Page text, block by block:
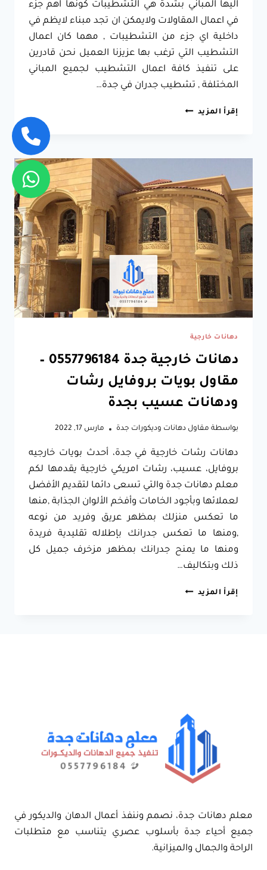
اليها المباني بشدة هي التشطيبات كونها اهم جزء
في اعمال المقاولات ولايمكن ان تجد مبناء لايظم في
داخلية اي جزء من التشطيبات , مهما كان اعمال
التشطيب التي ترغب بها عزيزنا العميل نحن قادرين
على تنفيذ كافة اعمال التشطيب لجميع المباني
المختلفة , تشطيب جدران في جدة…
إقرأ المزيد مقاول
0557796184
شقق
في
جدة
–
مقاول
ترميم
وتشطيب
في
جدة
دهانات خارجية
دهانات خارجية جدة 0557796184 –
مقاول بويات بروفايل رشات
ودهانات عسيب بجدة
بواسطة مقاول دهانات وديكورات جدة مارس 17, 2022
دهانات رشات خارجية في جدة، أحدث بويات خارجيه
بروفايل، عسيب، رشات امريكي خارجية يقدمها لكم
معلم دهانات جدة والتي تسعى دائما لتقديم الأفضل
لعملائها وبأجود الخامات وأفخم الألوان الجذابة ,منها
ما تعكس منزلك بمظهر عريق وفريد من نوعه
,ومنها ما تعكس جدرانك بإطلاله تقليدية فريدة
ومنها ما يمنح جدرانك بمظهر مزخرف جميل كل
ذلك وبتكاليف…
إقرأ المزيد دهانات
بجدة
معلم دهانات جدة، نصمم وننفذ أعمال الدهان والديكور في
جميع أحياء جدة بأسلوب عصري يتناسب مع متطلبات
الراحة والجمال والميزانية.